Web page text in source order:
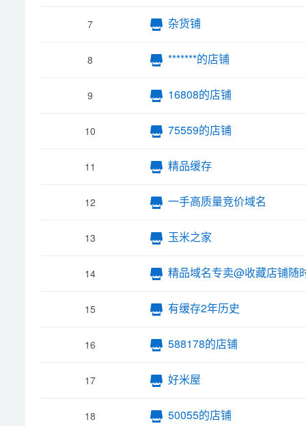
7 杂货铺
8 *******的店铺
9 16808的店铺
10 75559的店铺
11 精品缓存
12 一手高质量竞价域名
13 玉米之家
14 精品域名专卖@收藏店铺随
15 有缓存2年历史
16 588178的店铺
17 好米屋
18 50055的店铺